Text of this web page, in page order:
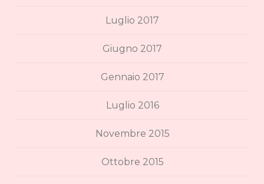
Luglio 2017
Giugno 2017
Gennaio 2017
Luglio 2016
Novembre 2015
Ottobre 2015